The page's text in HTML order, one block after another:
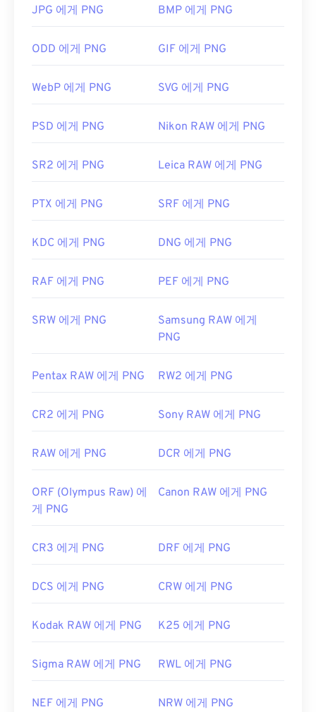
PNG 파일을 어떻게 여나요?
일반적으로 PNG 파일은 운영 체제의 기본 이미지 뷰
어에서 열립니다. PNG 파일은 모든 웹 브라우저에서
있는 경우PNG-JPG PNG-WebP또는PNG-BMP
GIMP 나 Adobe Photoshop
과 같은 대체 프로그램은
PNG 파일을 열고 편집하는 데 유용합니다. PNG 파일
에 추가할 때는 주의해야 합니다. PNG 파일의 흥미로
효과를 적용할 수 있다는 것입니다.
개발자: PNG 개발 그룹
최초 출시:1996년 10월 1일
PNG에 대한 위키 문서
관련 PNG 도구:
세요
JPG 에게 PNG BMP 에게 PNG
ODD 에게 PNG GIF 에게 PNG
WebP 에게 PNG SVG 에게 PNG
PSD 에게 PNG Nikon RAW 에게 PNG
SR2 에게 PNG Leica RAW 에게 PNG
PTX 에게 PNG SRF 에게 PNG
KDC 에게 PNG DNG 에게 PNG
RAF 에게 PNG PEF 에게 PNG
SRW 에게 PNG
Samsung RAW 에게
PNG
Pentax RAW 에게 PNG RW2 에게 PNG
CR2 에게 PNG Sony RAW 에게 PNG
RAW 에게 PNG DCR 에게 PNG
ORF (Olympus Raw) 에
게 PNG
Canon RAW 에게 PNG
CR3 에게 PNG DRF 에게 PNG
DCS 에게 PNG CRW 에게 PNG
Kodak RAW 에게 PNG K25 에게 PNG
Sigma RAW 에게 PNG RWL 에게 PNG
NEF 에게 PNG NRW 에게 PNG